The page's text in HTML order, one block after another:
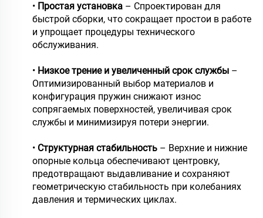
• Простая установка – Спроектирован для
быстрой сборки, что сокращает простои в работе
и упрощает процедуры технического
обслуживания.
• Низкое трение и увеличенный срок службы –
Оптимизированный выбор материалов и
конфигурация пружин снижают износ
сопрягаемых поверхностей, увеличивая срок
службы и минимизируя потери энергии.
• Структурная стабильность – Верхние и нижние
опорные кольца обеспечивают центровку,
предотвращают выдавливание и сохраняют
геометрическую стабильность при колебаниях
давления и термических циклах.